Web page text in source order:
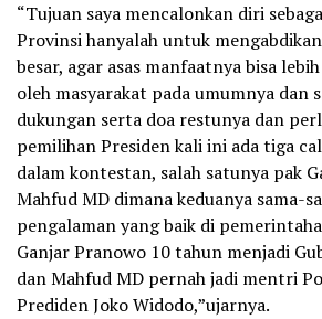
“Tujuan saya mencalonkan diri
Provinsi hanyalah untuk
besar, agar asas manfaatnya bisa
oleh masyarakat pada umumnya dan
dukungan serta doa restunya dan
pemilihan Presiden kali ini ada tiga
dalam kontestan, salah satunya pak
Mahfud MD dimana keduanya sama-
pengalaman yang baik di
Ganjar Pranowo 10 tahun menjadi
dan Mahfud MD pernah jadi mentri
Prediden Joko Widodo,”ujarnya.